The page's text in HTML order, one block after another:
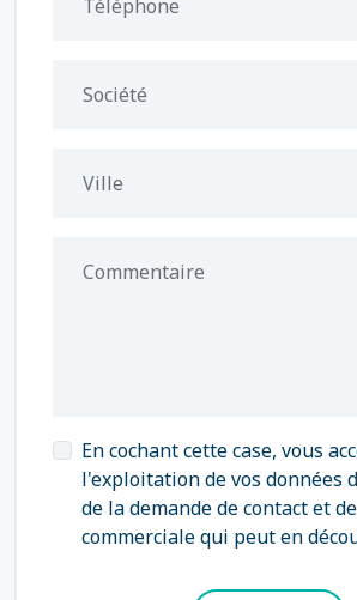
Téléphone
Société
Ville
Commentaire
En cochant cette case, vous
l'exploitation de vos données
de la demande de contact et
commerciale qui peut en